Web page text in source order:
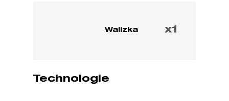
Walizka x1
Technologie